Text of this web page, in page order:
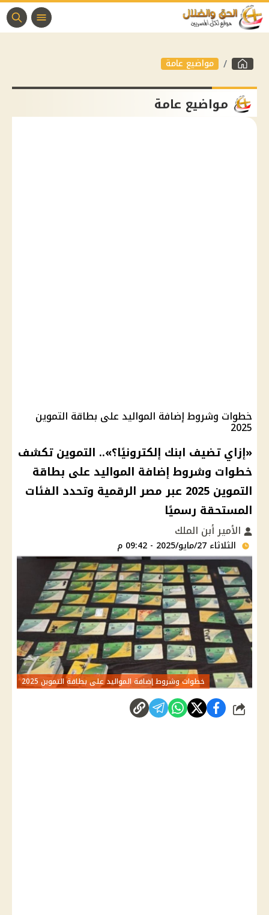
مواضيع عامة
مواضيع عامة
خطوات وشروط إضافة المواليد على بطاقة التموين
2025
«إزاي تضيف ابنك إلكترونيًا؟».. التموين تكشف
خطوات وشروط إضافة المواليد على بطاقة
التموين 2025 عبر مصر الرقمية وتحدد الفئات
المستحقة رسميًا
الأمير أبن الملك
الثلاثاء 27/مايو/2025 - 09:42 م
خطوات وشروط إضافة المواليد على بطاقة التموين 2025
شارك